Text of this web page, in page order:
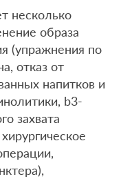
несколько
образа
(упражнения по
отказ от
напитков и
b3-
захвата